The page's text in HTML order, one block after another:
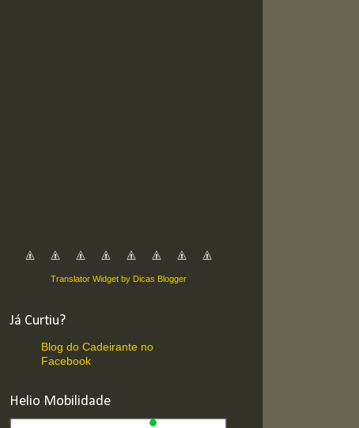
Translator Widget by Dicas Blogger
Já Curtiu?
Blog do Cadeirante no
Facebook
Helio Mobilidade